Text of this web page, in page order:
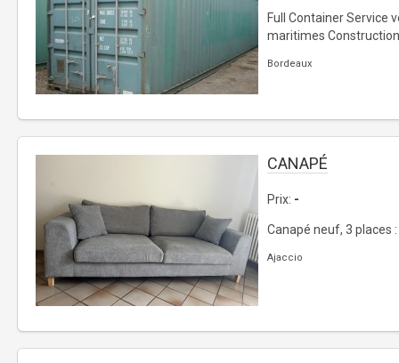
Full Container Service
maritimes
Bordeaux
CANAPÉ
Prix: -
Canapé neuf, 3 places
Ajaccio